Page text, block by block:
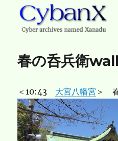
CybanX
春の呑兵衛
＜10:43 大宮八幡宮 ＞